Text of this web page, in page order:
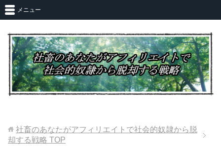
メニュー
社畜のあなたがアフィリエイトで社会的奴隷から脱
却する戦略 TOP